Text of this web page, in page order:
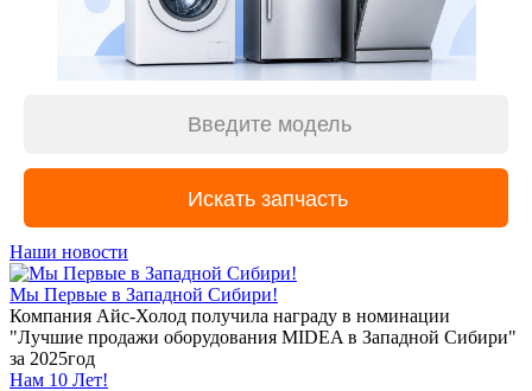
Наши новости
Мы Первые в Западной Сибири!
Компания Айс-Холод получила награду в номинации
"Лучшие продажи оборудования MIDEA в Западной Сибири"
за 2025год
Нам 10 Лет!